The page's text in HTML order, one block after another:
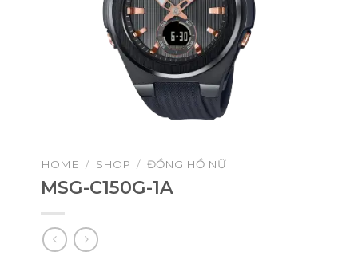
HOME / SHOP / ĐỒNG HỒ NỮ
MSG-C150G-1A